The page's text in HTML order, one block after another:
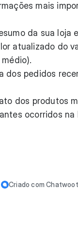
mais
da sua loja
atualizado do
dos pedidos
dos produtos
ocorridos na
Criado comChatwoot